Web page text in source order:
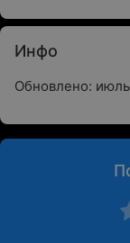
Инфо
Обновлено: